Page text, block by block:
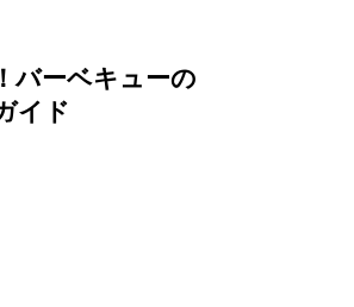
バーベキューの
イド